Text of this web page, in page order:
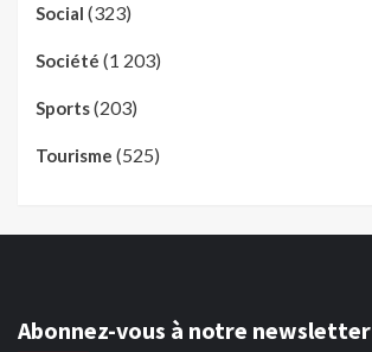
Social (323)
Société (1 203)
Sports(203)
Tourisme (525)
Abonnez-vous à notre newsletter